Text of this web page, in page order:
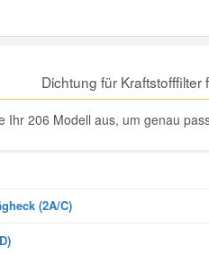
Dichtung für Kraftstofffilter
Ihr 206 Modell aus, um genau
(2A/C)